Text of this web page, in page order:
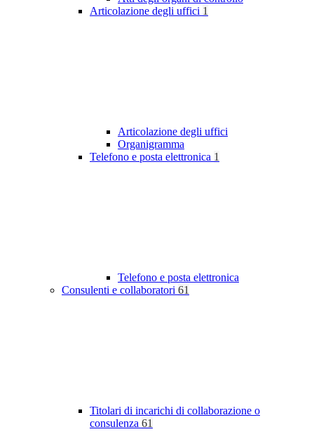
Articolazione degli uffici 1
Articolazione degli uffici
Organigramma
Telefono e posta elettronica 1
Telefono e posta elettronica
Consulenti e collaboratori 61
Titolari di incarichi di collaborazione o
consulenza 61